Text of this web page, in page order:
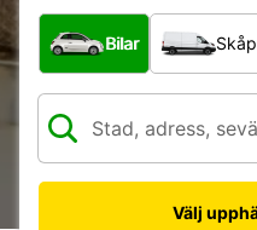
Vilken typ av fordon?
Bilar
Välj